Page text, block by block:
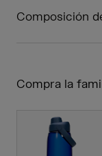
Composición
Compra la